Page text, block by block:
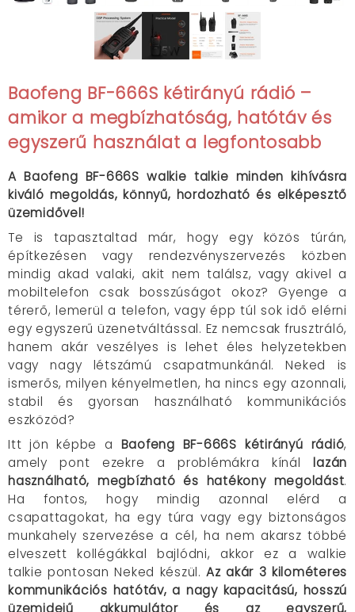
Baofeng BF-666S kétirányú rádió –
amikor a megbízhatóság, hatótáv és
egyszerű használat a legfontosabb
A Baofeng BF-666S walkie talkie minden kihívásra
kiváló megoldás, könnyű, hordozható és elképesztő
üzemidővel!
Te is tapasztaltad már, hogy egy közös túrán,
építkezésen vagy rendezvényszervezés közben
mindig akad valaki, akit nem találsz, vagy akivel a
mobiltelefon csak bosszúságot okoz? Gyenge a
térerő, lemerül a telefon, vagy épp túl sok idő elérni
egy egyszerű üzenetváltással. Ez nemcsak frusztráló,
hanem akár veszélyes is lehet éles helyzetekben
vagy nagy létszámú csapatmunkánál. Neked is
ismerős, milyen kényelmetlen, ha nincs egy azonnali,
stabil és gyorsan használható kommunikációs
eszközöd?
Itt jön képbe a Baofeng BF-666S kétirányú rádió,
amely pont ezekre a problémákra kínál lazán
használható, megbízható és hatékony megoldást.
Ha fontos, hogy mindig azonnal elérd a
csapattagokat, ha egy túra vagy egy biztonságos
munkahely szervezése a cél, ha nem akarsz többé
elveszett kollégákkal bajlódni, akkor ez a walkie
talkie pontosan Neked készül.Az akár 3 kilométeres
kommunikációs hatótáv, a nagy kapacitású, hosszú
üzemidejű akkumulátor és az egyszerű,